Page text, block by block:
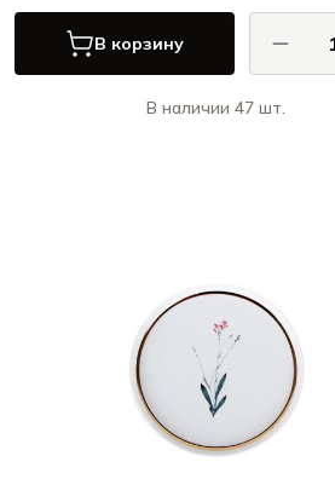
В корзину
В наличии 47 шт.